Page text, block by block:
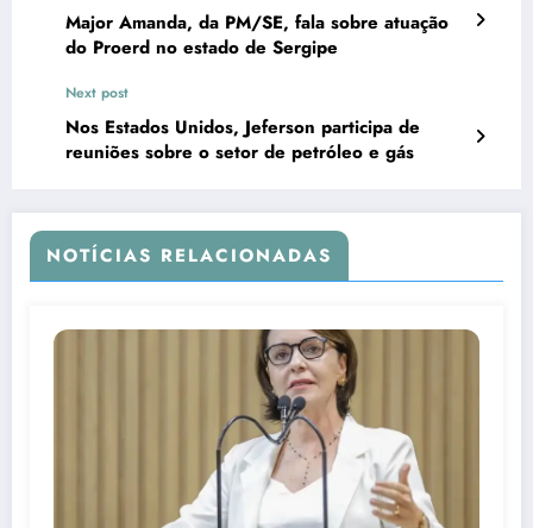
Major Amanda, da PM/SE, fala sobre atuação
do Proerd no estado de Sergipe
Next post
Nos Estados Unidos, Jeferson participa de
reuniões sobre o setor de petróleo e gás
NOTÍCIAS RELACIONADAS